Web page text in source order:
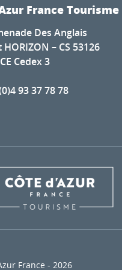
France Tourisme
Des Anglais
– CS 53126
Cedex 3
93 37 78 78
France - 2026